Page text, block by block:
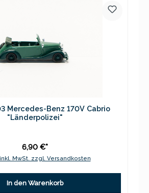
Mercedes-Benz 170V Cabrio
"Länderpolizei"
6,90 €*
MwSt. zzgl. Versandkosten
In den Warenkorb